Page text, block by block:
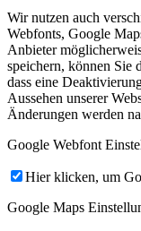
Wir nutzen auch
Webfonts, Google
Anbieter
speichern, können Sie
dass eine
Aussehen unserer
Änderungen werden
Google Webfont
Hier klicken, um
Google Maps